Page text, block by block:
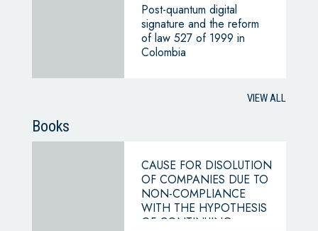
Post-quantum digital
signature and the reform
of law 527 of 1999 in
Colombia
VIEW ALL
Books
CAUSE FOR DISOLUTION
OF COMPANIES DUE TO
NON-COMPLIANCE
WITH THE HYPOTHESIS
OF CONTINUING